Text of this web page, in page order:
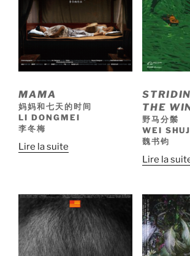
MAMA
妈妈和七天的时间
LI DONGMEI
李冬梅
Lire la suite
THE
野马分鬃
WEI
魏书钧
Lire la